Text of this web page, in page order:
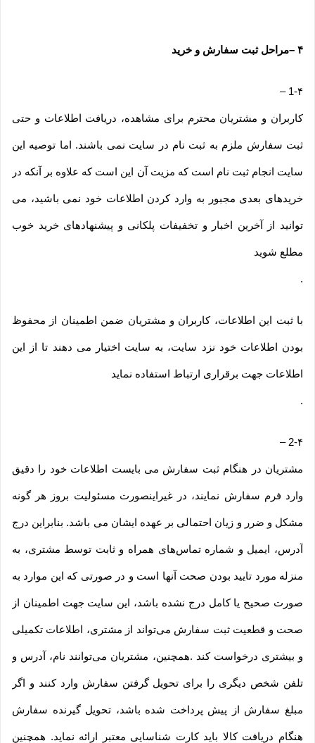
۴ –مراحل ثبت سفارش و خرید
1-۴ –
کاربران و مشتریان محترم برای مشاهده، دریافت اطلاعات و حتی
ثبت سفارش ملزم به ثبت نام در سایت نمی باشند. اما توصیه این
سایت انجام ثبت نام است که مزیت آن این است که علاوه بر آنکه در
خریدهای بعدی مجبور به وارد کردن اطلاعات خود نمی باشید، می
توانید از آخرین اخبار و تخفیفات پلکانی و پیشنهادهای خرید خوب
مطلع شوید
.
با ثبت این اطلاعات، کاربران و مشتریان ضمن اطمینان از محفوظ
بودن اطلاعات خود نزد سایت، به سایت اختیار می دهند تا از این
اطلاعات جهت برقراری ارتباط استفاده نماید
.
2-۴ –
مشتریان در هنگام ثبت سفارش می بایست اطلاعات خود را دقیق
وارد فرم سفارش نمایند، در غیراینصورت مسئولیت بروز هر گونه
مشکل و ضرر و زیان احتمالی بر عهده ایشان می باشد. بنابراین درج
آدرس، ایمیل و شماره تماس‌های همراه و ثابت توسط مشتری، به
منزله مورد تایید بودن صحت آنها است و در صورتی که این موارد به
صورت صحیح یا کامل درج نشده باشد، این سایت جهت اطمینان از
صحت و قطعیت ثبت سفارش می‌تواند از مشتری، اطلاعات تکمیلی
و بیشتری درخواست کند .همچنین، مشتریان می‌توانند نام، آدرس و
تلفن شخص دیگری را برای تحویل گرفتن سفارش وارد کنند و اگر
مبلغ سفارش از پیش پرداخت شده باشد، تحویل گیرنده سفارش
هنگام دریافت کالا باید کارت شناسایی معتبر ارائه نماید. همچنین